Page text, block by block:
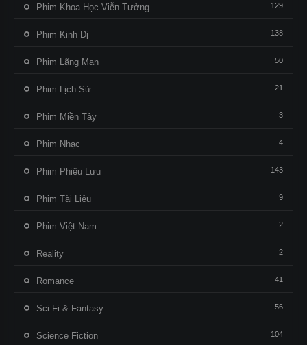
Phim Khoa Học Viễn Tưởng 129
Phim Kinh Dị 138
Phim Lãng Mạn 50
Phim Lịch Sử 21
Phim Miền Tây 3
Phim Nhạc 4
Phim Phiêu Lưu 143
Phim Tài Liệu 9
Phim Việt Nam 2
Reality 2
Romance 41
Sci-Fi & Fantasy 56
Science Fiction 104